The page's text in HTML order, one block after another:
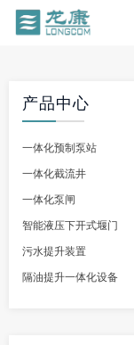
产品中心
一体化预制泵站
一体化截流井
一体化泵闸
智能液压下开式堰门
污水提升装置
隔油提升一体化设备